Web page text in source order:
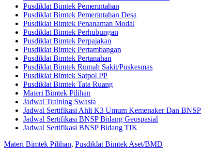
Pusdiklat Bimtek Pemerintahan
Pusdiklat Bimtek Pemerintahan Desa
Pusdiklat Bimtek Penanaman Modal
Pusdiklat Bimtek Perhubungan
Pusdiklat Bimtek Perpajakan
Pusdiklat Bimtek Pertambangan
Pusdiklat Bimtek Pertanahan
Pusdiklat Bimtek Rumah Sakit/Puskesmas
Pusdiklat Bimtek Satpol PP
Pusdiklat Bimtek Tata Ruang
Materi Bimtek Pilihan
Jadwal Training Swasta
Jadwal Sertifikasi Ahli K3 Umum Kemenaker Dan BNSP
Jadwal Sertifikasi BNSP Bidang Geospasial
Jadwal Sertifikasi BNSP Bidang TIK
Materi Bimtek Pilihan, Pusdiklat Bimtek Aset/BMD